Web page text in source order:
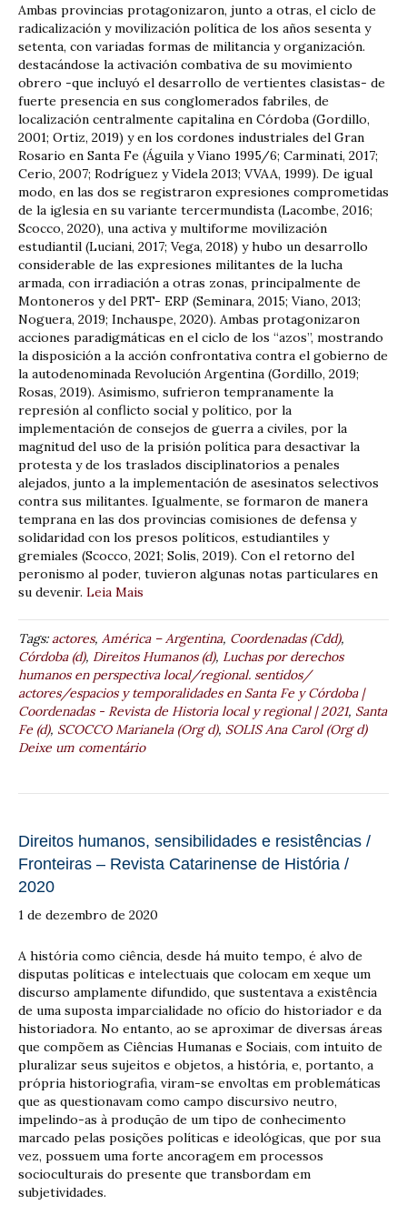
Ambas provincias protagonizaron, junto a otras, el ciclo de
radicalización y movilización política de los años sesenta y
setenta, con variadas formas de militancia y organización.
destacándose la activación combativa de su movimiento
obrero -que incluyó el desarrollo de vertientes clasistas- de
fuerte presencia en sus conglomerados fabriles, de
localización centralmente capitalina en Córdoba (Gordillo,
2001; Ortiz, 2019) y en los cordones industriales del Gran
Rosario en Santa Fe (Águila y Viano 1995/6; Carminati, 2017;
Cerio, 2007; Rodríguez y Videla 2013; VVAA, 1999). De igual
modo, en las dos se registraron expresiones comprometidas
de la iglesia en su variante tercermundista (Lacombe, 2016;
Scocco, 2020), una activa y multiforme movilización
estudiantil (Luciani, 2017; Vega, 2018) y hubo un desarrollo
considerable de las expresiones militantes de la lucha
armada, con irradiación a otras zonas, principalmente de
Montoneros y del PRT- ERP (Seminara, 2015; Viano, 2013;
Noguera, 2019; Inchauspe, 2020). Ambas protagonizaron
acciones paradigmáticas en el ciclo de los “azos”, mostrando
la disposición a la acción confrontativa contra el gobierno de
la autodenominada Revolución Argentina (Gordillo, 2019;
Rosas, 2019). Asimismo, sufrieron tempranamente la
represión al conflicto social y político, por la
implementación de consejos de guerra a civiles, por la
magnitud del uso de la prisión política para desactivar la
protesta y de los traslados disciplinatorios a penales
alejados, junto a la implementación de asesinatos selectivos
contra sus militantes. Igualmente, se formaron de manera
temprana en las dos provincias comisiones de defensa y
solidaridad con los presos políticos, estudiantiles y
gremiales (Scocco, 2021; Solis, 2019). Con el retorno del
peronismo al poder, tuvieron algunas notas particulares en
su devenir. Leia Mais
Tags:actores, América – Argentina, Coordenadas (Cdd),
Córdoba (d), Direitos Humanos (d), Luchas por derechos
humanos en perspectiva local/regional. sentidos/
actores/espacios y temporalidades en Santa Fe y Córdoba |
Coordenadas - Revista de Historia local y regional | 2021, Santa
Fe (d), SCOCCO Marianela (Org d), SOLIS Ana Carol (Org d)
Deixe um comentário
Direitos humanos, sensibilidades e resistências /
Fronteiras – Revista Catarinense de História /
2020
1 de dezembro de 2020
A história como ciência, desde há muito tempo, é alvo de
disputas políticas e intelectuais que colocam em xeque um
discurso amplamente difundido, que sustentava a existência
de uma suposta imparcialidade no ofício do historiador e da
historiadora. No entanto, ao se aproximar de diversas áreas
que compõem as Ciências Humanas e Sociais, com intuito de
pluralizar seus sujeitos e objetos, a história, e, portanto, a
própria historiografia, viram-se envoltas em problemáticas
que as questionavam como campo discursivo neutro,
impelindo-as à produção de um tipo de conhecimento
marcado pelas posições políticas e ideológicas, que por sua
vez, possuem uma forte ancoragem em processos
socioculturais do presente que transbordam em
subjetividades.